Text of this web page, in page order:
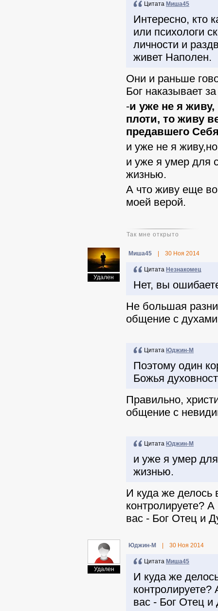
Цитата Миша45
Интересно, кто
или психологи
личности и
живет Наполен.
Они и раньше
Бог наказывает
-и уже не я
плоти, то живу
предавшего
и уже не я
и уже я умер для
жизнью.
А что живу еще
моей верой.
Так мне открыто
Удален
Миша45 30 Ноя 2014
Цитата Незнакомец
Нет, вы
Не большая
общение с
Цитата Юджин-М
Поэтому один
Божья
Правильно,
общение с
Цитата Юджин-М
и уже я умер
жизнью.
И куда же делось
контролируете?
вас - Бог Отец и
Удален
Юджин-М 30 Ноя 2014
Цитата Миша45
И куда же
вас - Бог Отец и